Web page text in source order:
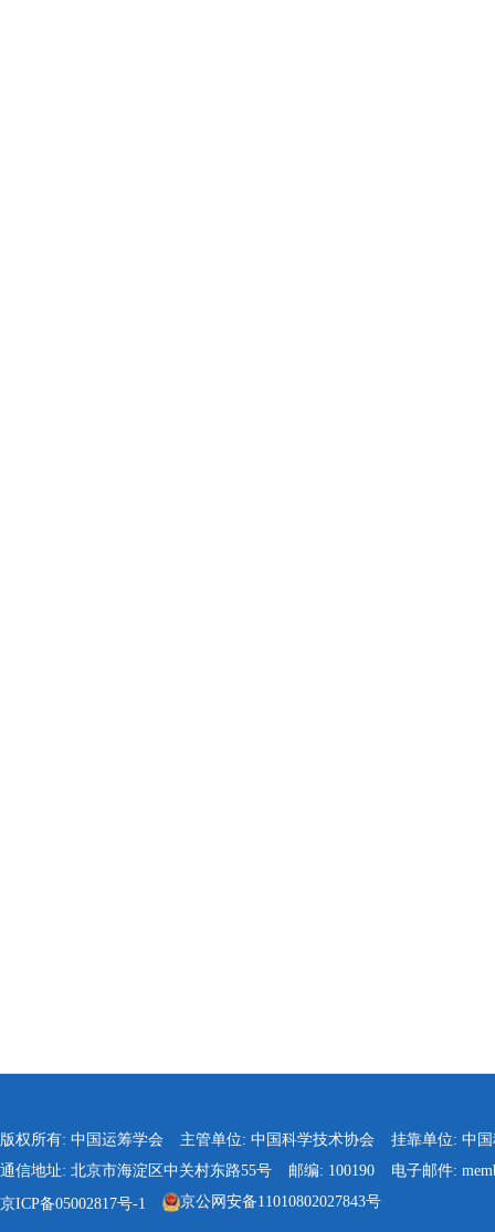
版权所有: 中国运筹学会 主管单位: 中国科学技术协会
挂靠单位: 中
通信地址: 北京市海淀区中关村东路55号
邮编: 100190 电子邮件:
京ICP备05002817号-1 京公网安备11010802027843号